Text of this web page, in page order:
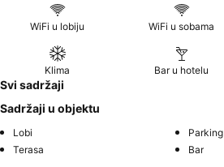
WiFi u lobiju WiFi u sobama
Klima Bar u hotelu
Svi sadržaji
Sadržaji u objektu
Lobi
Parking
Terasa
Bar